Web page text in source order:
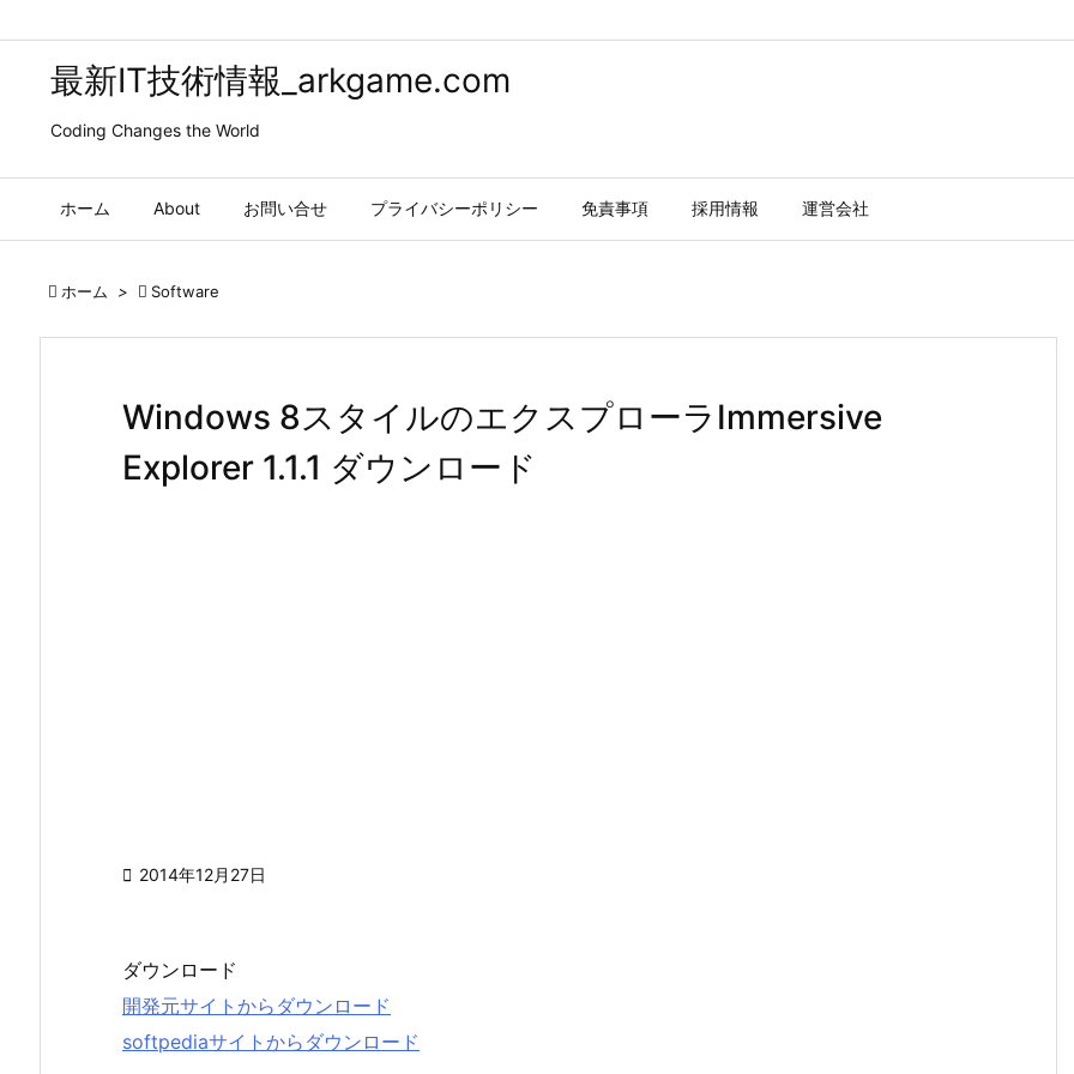
最新IT技術情報_arkgame.com
Coding Changes the World
ホーム About お問い合せ プライバシーポリシー 免責事項 採用情報 運営会社
 ホーム >  Software
Windows 8スタイルのエクスプローラImmersive
Explorer 1.1.1 ダウンロード
 2014年12月27日
ダウンロード
開発元サイトからダウンロード
softpediaサイトからダウンロード